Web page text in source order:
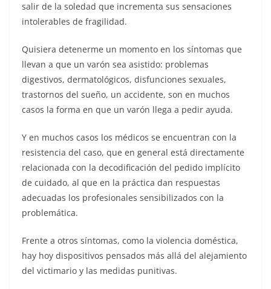
salir de la soledad que incrementa sus sensaciones
intolerables de fragilidad.
Quisiera detenerme un momento en los síntomas que
llevan a que un varón sea asistido: problemas
digestivos, dermatológicos, disfunciones sexuales,
trastornos del sueño, un accidente, son en muchos
casos la forma en que un varón llega a pedir ayuda.
Y en muchos casos los médicos se encuentran con la
resistencia del caso, que en general está directamente
relacionada con la decodificación del pedido implícito
de cuidado, al que en la práctica dan respuestas
adecuadas los profesionales sensibilizados con la
problemática.
Frente a otros síntomas, como la violencia doméstica,
hay hoy dispositivos pensados más allá del alejamiento
del victimario y las medidas punitivas.